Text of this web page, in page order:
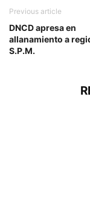
Previous article
DNCD apresa en
allanamiento a
S.P.M.